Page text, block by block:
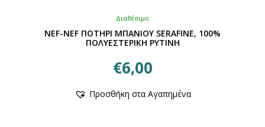
Διαθέσιμο
NEF-NEF ΠΟΤΗΡΙ ΜΠΑΝΙΟΥ SERAFINE, 100%
ΠΟΛΥΕΣΤΕΡΙΚΗ ΡΥΤΙΝΗ
€6,00
το
Προσθήκη στα Αγαπημένα